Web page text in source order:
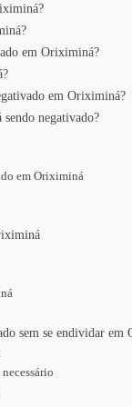
em Oriximiná?
em Oriximiná?
negativado?
em Oriximiná
sem se endividar em